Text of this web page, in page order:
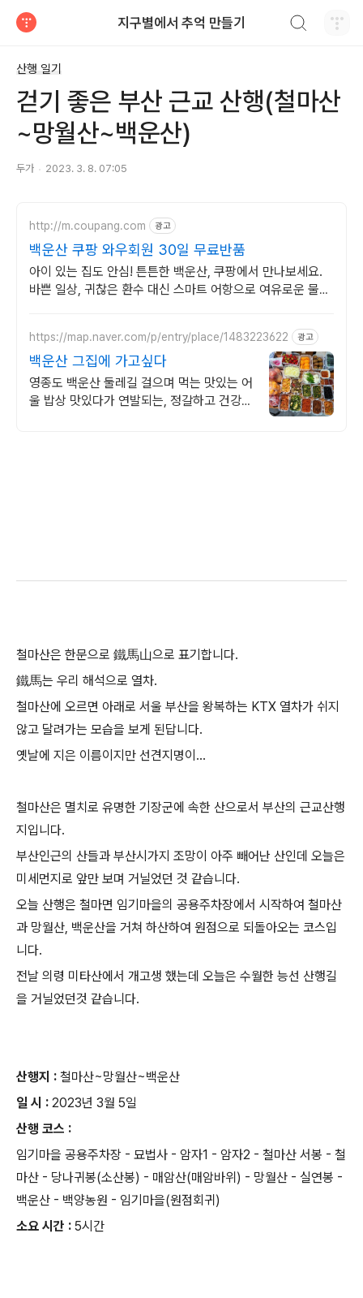
지구별에서 추억 만들기
산행 일기
걷기 좋은 부산 근교 산행(철마산
~망월산~백운산)
두가 2023. 3. 8. 07:05
http://m.coupang.com 광고
백운산 쿠팡 와우회원 30일 무료반품
아이 있는 집도 안심! 튼튼한 백운산, 쿠팡에서 만나보세요.
바쁜 일상, 귀찮은 환수 대신 스마트 어항으로 여유로운 물멍
https://map.naver.com/p/entry/place/1483223622 광고
백운산 그집에 가고싶다
영종도 백운산 둘레길 걸으며 먹는 맛있는 어
울 밥상 맛있다가 연발되는, 정갈하고 건강하
철마산은 한문으로 鐵馬山으로 표기합니다.
鐵馬는 우리 해석으로 열차.
철마산에 오르면 아래로 서울 부산을 왕복하는 KTX 열차가 쉬지
않고 달려가는 모습을 보게 된답니다.
옛날에 지은 이름이지만 선견지명이...
철마산은 멸치로 유명한 기장군에 속한 산으로서 부산의 근교산행
지입니다.
부산인근의 산들과 부산시가지 조망이 아주 빼어난 산인데 오늘은
미세먼지로 앞만 보며 거닐었던 것 같습니다.
오늘 산행은 철마면 임기마을의 공용주차장에서 시작하여 철마산
과 망월산, 백운산을 거쳐 하산하여 원점으로 되돌아오는 코스입
니다.
전날 의령 미타산에서 개고생 했는데 오늘은 수월한 능선 산행길
을 거닐었던것 같습니다.
산행지 : 철마산~망월산~백운산
일 시 : 2023년 3월 5일
산행 코스 :
임기마을 공용주차장 - 묘법사 - 암자1 - 암자2 - 철마산 서봉 - 철
마산 - 당나귀봉(소산봉) - 매암산(매암바위) - 망월산 - 실연봉 -
백운산 - 백양농원 - 임기마을(원점회귀)
소요 시간 : 5시간